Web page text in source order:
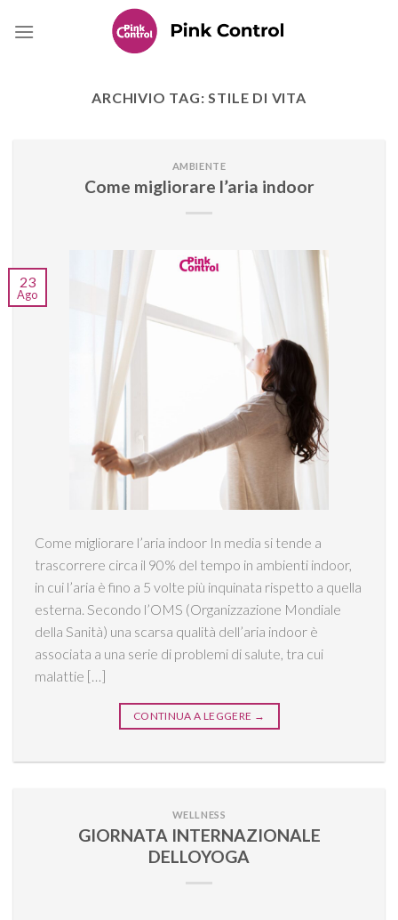
ARCHIVIO TAG:STILE DI VITA
AMBIENTE
Come migliorare l’aria indoor
23
Ago
Come migliorare l’aria indoor In media si tende a
trascorrere circa il 90% del tempo in ambienti indoor,
in cui l’aria è fino a 5 volte più inquinata rispetto a quella
esterna. Secondo l’OMS (Organizzazione Mondiale
della Sanità) una scarsa qualità dell’aria indoor è
associata a una serie di problemi di salute, tra cui
malattie […]
CONTINUA A LEGGERE →
WELLNESS
GIORNATA INTERNAZIONALE
DELLOYOGA